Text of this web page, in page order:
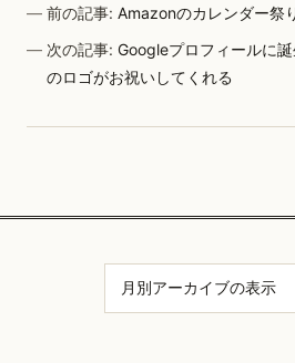
前の記事:Amazonのカレンダー祭
次の記事:Googleプロフィールに
のロゴがお祝いしてくれる